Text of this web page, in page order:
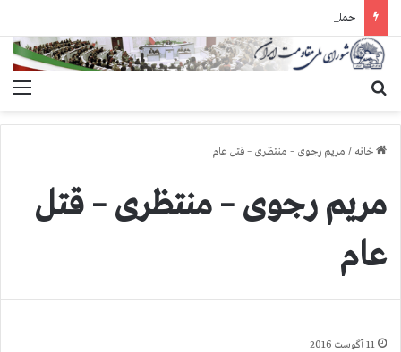
خانه / مریم رجوی – منتظری – قتل عام
مریم رجوی – منتظری – قتل
عام
11 آگوست 2016